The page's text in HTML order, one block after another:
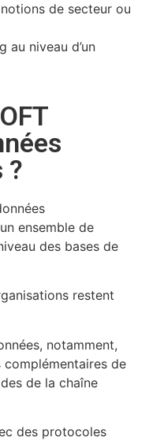
de secteur ou
au niveau d’un
?
ensemble de
des bases de
restent
notamment,
de
de la chaîne
des protocoles